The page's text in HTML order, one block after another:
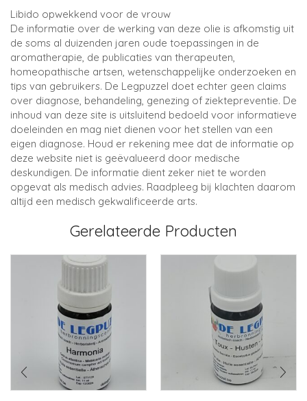
Libido opwekkend voor de vrouw
De informatie over de werking van deze olie is afkomstig uit
de soms al duizenden jaren oude toepassingen in de
aromatherapie, de publicaties van therapeuten,
homeopathische artsen, wetenschappelijke onderzoeken en
tips van gebruikers. De Legpuzzel doet echter geen claims
over diagnose, behandeling, genezing of ziektepreventie. De
inhoud van deze site is uitsluitend bedoeld voor informatieve
doeleinden en mag niet dienen voor het stellen van een
eigen diagnose. Houd er rekening mee dat de informatie op
deze website niet is geëvalueerd door medische
deskundigen. De informatie dient zeker niet te worden
opgevat als medisch advies. Raadpleeg bij klachten daarom
altijd een medisch gekwalificeerde arts.
Gerelateerde Producten